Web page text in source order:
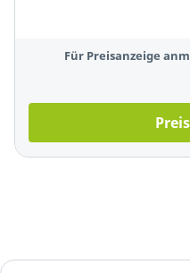
Für Preisanzeige